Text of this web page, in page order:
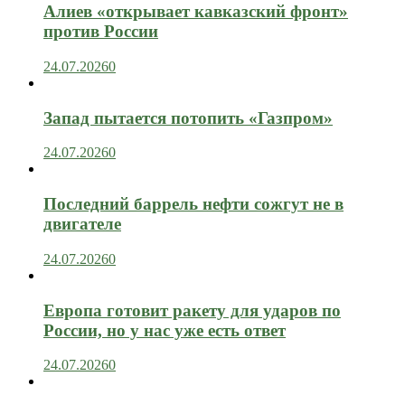
Алиев «открывает кавказский фронт»
против России
24.07.20260
Запад пытается потопить «Газпром»
24.07.20260
Последний баррель нефти сожгут не в
двигателе
24.07.20260
Европа готовит ракету для ударов по
России, но у нас уже есть ответ
24.07.20260